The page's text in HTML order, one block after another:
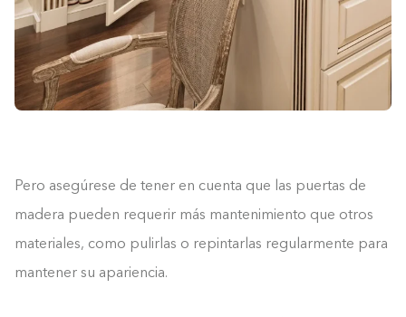
Pero asegúrese de tener en cuenta que las puertas de
madera pueden requerir más mantenimiento que otros
materiales, como pulirlas o repintarlas regularmente para
mantener su apariencia.